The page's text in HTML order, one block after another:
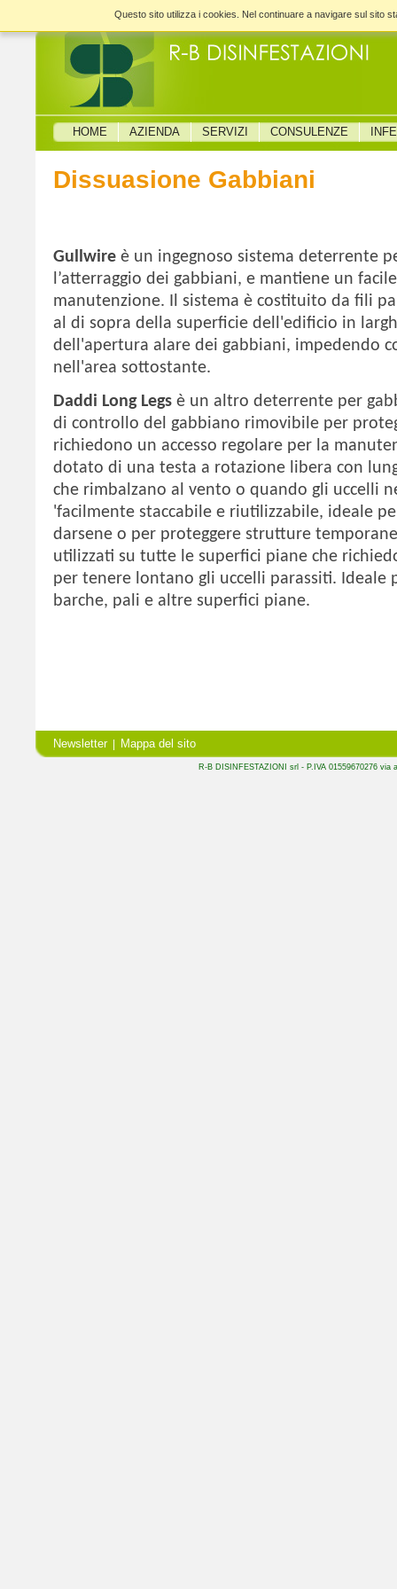
Questo sito utilizza i cookies. Nel continuare a navigare sul sito
HOME AZIENDA SERVIZI CONSULENZE
Dissuasione Gabbiani
Gullwire è un ingegnoso sistema deterrente
l’atterraggio dei gabbiani, e mantiene un
manutenzione. Il sistema è costituito da fili
al di sopra della superficie dell'edificio in
dell'apertura alare dei gabbiani, impedendo
nell'area sottostante.
Daddi Long Legs è un altro deterrente per
di controllo del gabbiano rimovibile per
richiedono un accesso regolare per la
dotato di una testa a rotazione libera con
che rimbalzano al vento o quando gli uccelli
'facilmente staccabile e riutilizzabile, ideale
darsene o per proteggere strutture
utilizzati su tutte le superfici piane che
per tenere lontano gli uccelli parassiti. Ideale
barche, pali e altre superfici piane.
Newsletter| Mappa del sito
R-B DISINFESTAZIONI srl - P.IVA 01559670276